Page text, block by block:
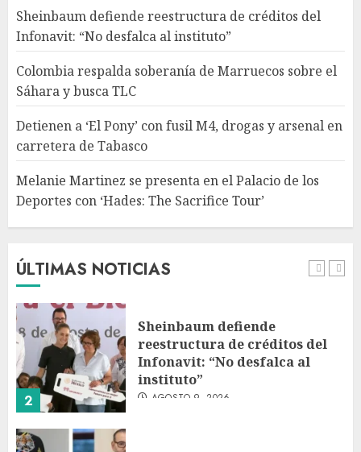
Sheinbaum defiende reestructura de créditos del
Infonavit: “No desfalca al instituto”
Colombia respalda soberanía de Marruecos sobre el
Sáhara y busca TLC
Detienen a ‘El Pony’ con fusil M4, drogas y arsenal en
carretera de Tabasco
Melanie Martinez se presenta en el Palacio de los
Deportes con ‘Hades: The Sacrifice Tour’
ÚLTIMAS NOTICIAS
4
5
Melanie Martinez se presenta
con ‘Hades: The Sacrifice Tour’
AGOSTO 9, 2026
1
Lionel, a los 68 años en Rosario
2
Sheinbaum defiende
reestructura de créditos del
Infonavit: “No desfalca al
instituto”
AGOSTO 9, 2026